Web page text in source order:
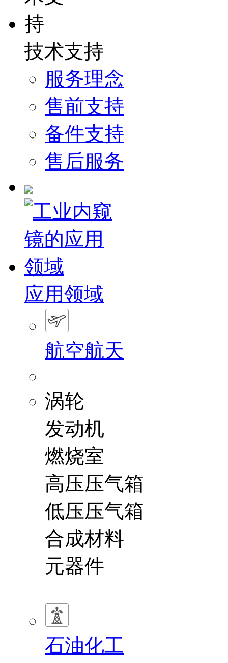
技术支持
服务理念
售前支持
备件支持
售后服务
应用领域
航空航天
涡轮
发动机
燃烧室
高压压气箱
低压压气箱
合成材料
元器件
石油化工